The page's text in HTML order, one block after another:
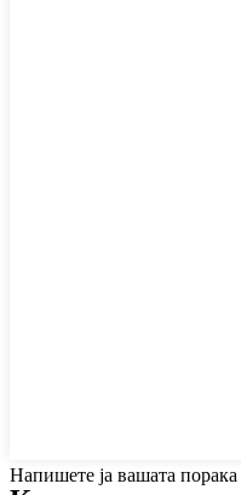
Напишете ја вашата порака